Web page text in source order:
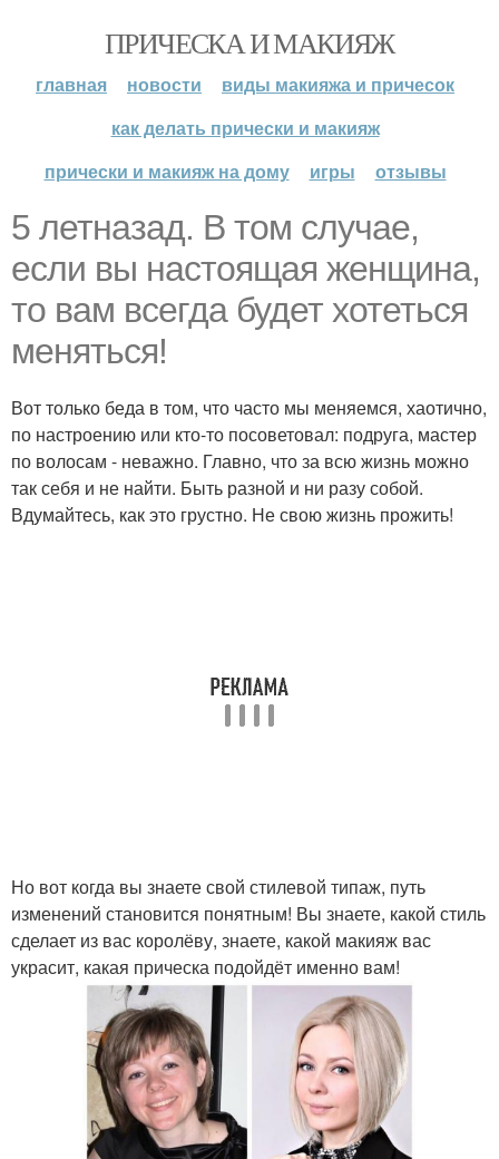
ПРИЧЕСКА И МАКИЯЖ
главная новости
виды макияжа и причесок
как делать прически и макияж
прически и макияж на дому
игры отзывы
5 летназад. В том случае,
если вы настоящая женщина,
то вам всегда будет хотеться
меняться!
Вот только беда в том, что часто мы меняемся, хаотично,
по настроению или кто-то посоветовал: подруга, мастер
по волосам - неважно. Главно, что за всю жизнь можно
так себя и не найти. Быть разной и ни разу собой.
Вдумайтесь, как это грустно. Не свою жизнь прожить!
Но вот когда вы знаете свой стилевой типаж, путь
изменений становится понятным! Вы знаете, какой стиль
сделает из вас королёву, знаете, какой макияж вас
украсит, какая прическа подойдёт именно вам!